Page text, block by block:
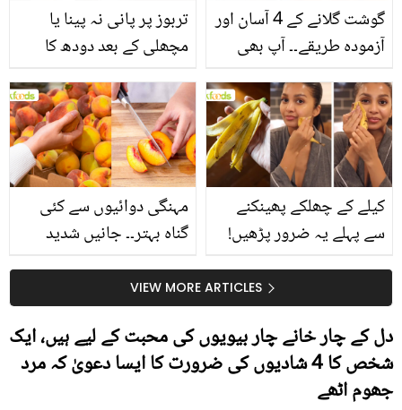
تربوز پر پانی نہ پینا یا
مچھلی کے بعد دودھ کا
سے متعلق غلط فہمیوں کی
حقیقت کیا ہے اور افواہ
کیا؟
گوشت گلانے کے 4 آسان اور
آزمودہ طریقے۔۔ آپ بھی
بتائے راز
مہنگی دوائیوں سے کئی
گناہ بہتر۔۔ جانیں شدید
کیوں کھانا چاہیے؟
کیلے کے چھلکے پھینکنے
سے پہلے یہ ضرور پڑھیں!
سستا اور قدرتی حلVIEW MORE ARTICLES
دل کے چار خانے چار بیویوں کی محبت کے لیے ہیں، ایک
شخص کا 4 شادیوں کی ضرورت کا ایسا دعویٰ کہ مرد
جھوم اٹھے